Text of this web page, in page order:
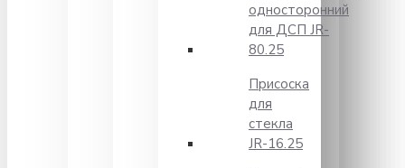
односторонний
для ДСП JR-
80.25
Присоска
для
стекла
JR-16.25